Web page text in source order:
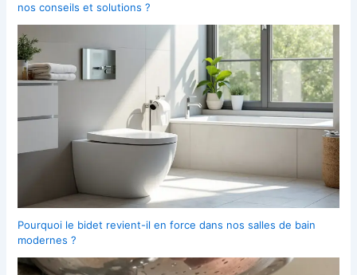
nos conseils et solutions ?
Pourquoi le bidet revient-il en force dans nos salles de bain
modernes ?